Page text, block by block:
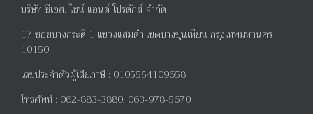
บริษัท ซีเอส. ไซน์ แอนด์ โปรดักส์ จำกัด
17ซอยบางกระดี่ 1 แขวงแสมดำ เขตบางขุนเทียน กรุงเทพมหานคร
10150
เลขประจำตัวผู้เสียภาษี : 0105554109658
โทรศัพท์ : 062-883-3880, 063-978-5670